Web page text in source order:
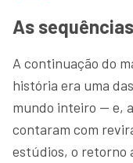
As
A continuação do
história era uma
mundo inteiro — e,
contaram com
estúdios, o retorno